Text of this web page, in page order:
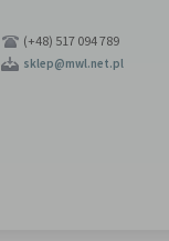
(+48) 517 094 789
sklep@mwl.net.pl